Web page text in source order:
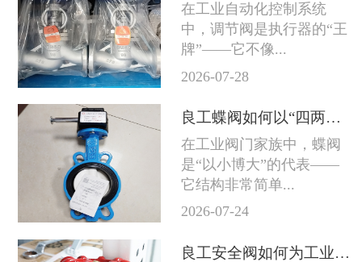
在工业自动化控制系统
中，调节阀是执行器的“王
牌”——它不像...
2026-07-28
良工蝶阀如何以“四两拨千斤”征服工业管道
在工业阀门家族中，蝶阀
是“以小博大”的代表——
它结构非常简单...
2026-07-24
良工安全阀如何为工业系统守住防线